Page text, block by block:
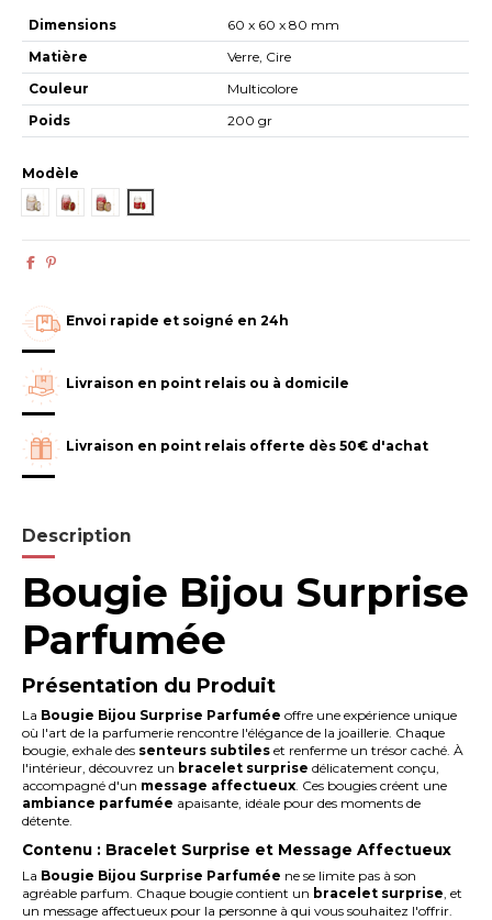
Dimensions
60 x 60 x 80 mm
Matière
Verre, Cire
Couleur
Multicolore
Poids
200 gr
Modèle
MOD-REVE
MOD-ROSE
MOD-FLEURS
MOD-VANILLE
Envoi rapide et soigné en 24h
Livraison en point relais ou à domicile
Livraison en point relais offerte dès 50€ d'achat
Description
Bougie Bijou Surprise
Parfumée
Présentation du Produit
La Bougie Bijou Surprise Parfumée offre une expérience unique
où l'art de la parfumerie rencontre l'élégance de la joaillerie. Chaque
bougie, exhale des senteurs subtileset renferme un trésor caché. À
l'intérieur, découvrez un bracelet surprise délicatement conçu,
accompagné d'un message affectueux . Ces bougies créent une
ambiance parfumée apaisante, idéale pour des moments de
détente.
Contenu : Bracelet Surprise et Message Affectueux
La Bougie Bijou Surprise Parfumée ne se limite pas à son
agréable parfum. Chaque bougie contient un bracelet surprise , et
un message affectueux pour la personne à qui vous souhaitez l'offrir.